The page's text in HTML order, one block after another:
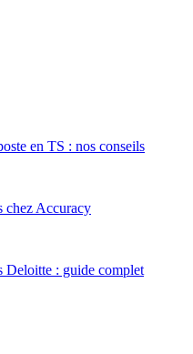
en TS : nos conseils
chez Accuracy
Deloitte : guide complet